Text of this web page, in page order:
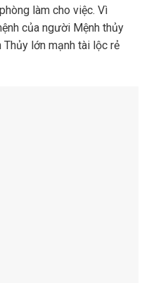
làm cho việc. Vì
của người Mệnh thủy
lớn mạnh tài lộc rẻ